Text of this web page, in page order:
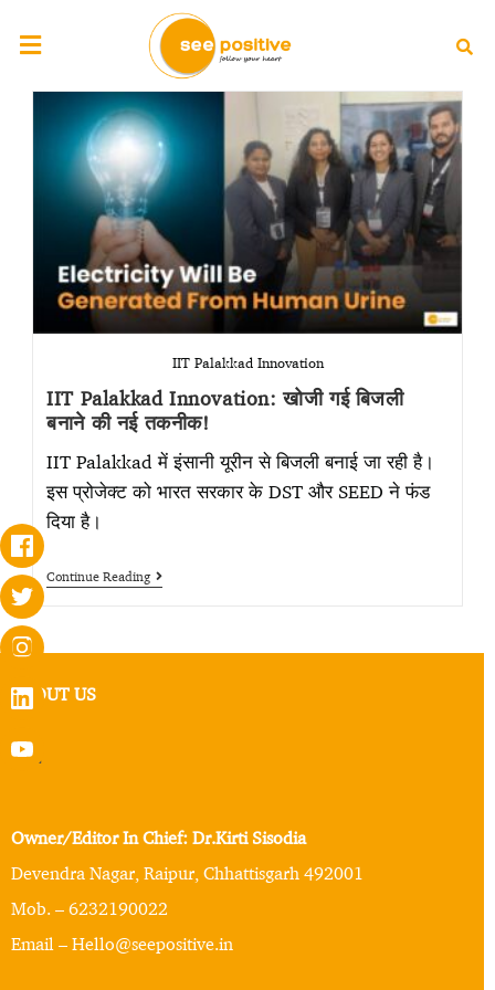
IIT Palakkad Innovation
IIT Palakkad Innovation: खोजी गई बिजली
बनाने की नई तकनीक!
IIT Palakkad में इंसानी यूरीन से बिजली बनाई जा रही है।
इस प्रोजेक्ट को भारत सरकार के DST और SEED ने फंड
दिया है।
Continue Reading
ABOUT US
Owner/Editor In Chief: Dr.Kirti Sisodia
Devendra Nagar, Raipur, Chhattisgarh 492001
Mob. – 6232190022
Email – Hello@seepositive.in